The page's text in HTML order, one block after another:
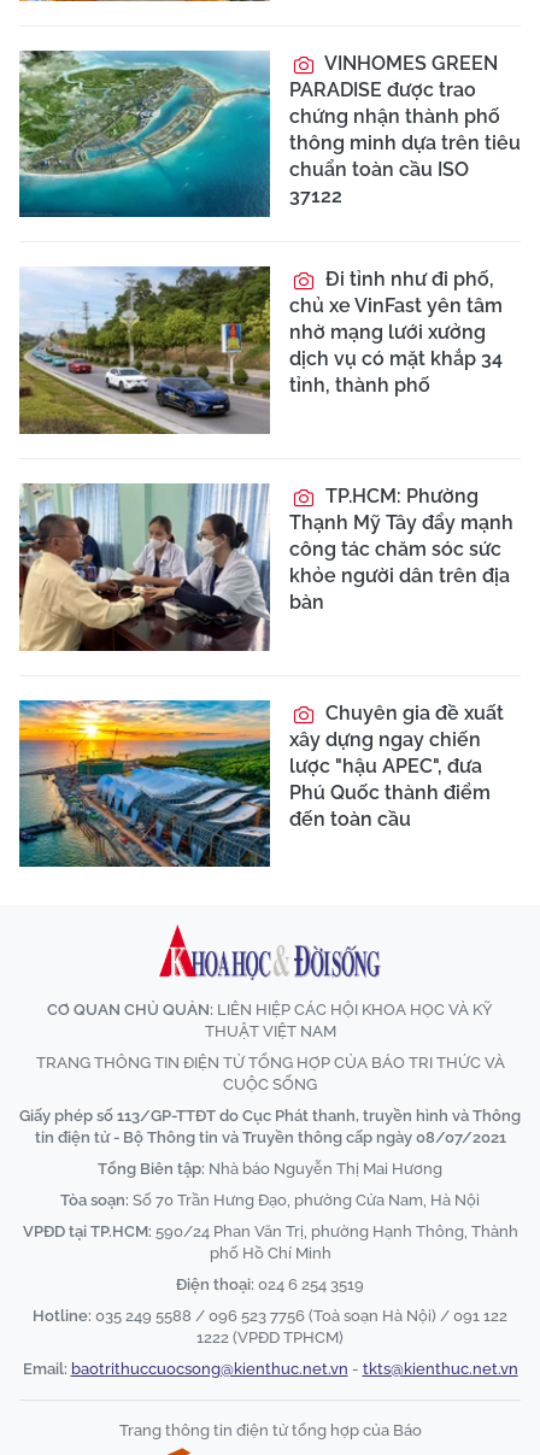
VINHOMES GREEN
PARADISE được trao
chứng nhận thành phố
thông minh dựa trên tiêu
chuẩn toàn cầu ISO
37122
Đi tỉnh như đi phố,
chủ xe VinFast yên tâm
nhờ mạng lưới xưởng
dịch vụ có mặt khắp 34
tỉnh, thành phố
TP.HCM: Phường
Thạnh Mỹ Tây đẩy mạnh
công tác chăm sóc sức
khỏe người dân trên địa
bàn
Chuyên gia đề xuất
xây dựng ngay chiến
lược "hậu APEC", đưa
Phú Quốc thành điểm
đến toàn cầu
CƠ QUAN CHỦ QUẢN: LIÊN HIỆP CÁC HỘI KHOA HỌC VÀ KỸ
THUẬT VIỆT NAM
TRANG THÔNG TIN ĐIỆN TỬ TỔNG HỢP CỦA BÁO TRI THỨC VÀ
CUỘC SỐNG
Giấy phép số 113/GP-TTĐT do Cục Phát thanh, truyền hình và Thông
tin điện tử - Bộ Thông tin và Truyền thông cấp ngày 08/07/2021
Tổng Biên tập: Nhà báo Nguyễn Thị Mai Hương
Tòa soạn: Số 70 Trần Hưng Đạo, phường Cửa Nam, Hà Nội
VPĐD tại TP.HCM: 590/24 Phan Văn Trị, phường Hạnh Thông, Thành
phố Hồ Chí Minh
Điện thoại: 024 6 254 3519
Hotline: 035 249 5588 / 096 523 7756 (Toà soạn Hà Nội) / 091 122
1222 (VPĐD TPHCM)
Email: baotrithuccuocsong@kienthuc.net.vn - tkts@kienthuc.net.vn
Trang thông tin điện tử tổng hợp của Báo